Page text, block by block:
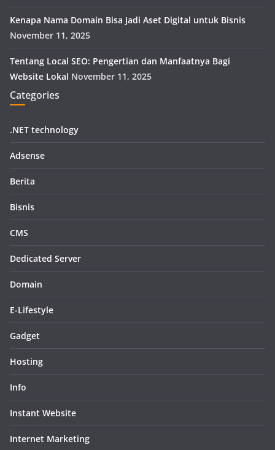
Kenapa Nama Domain Bisa Jadi Aset Digital untuk Bisnis
November 11, 2025
Tentang Local SEO: Pengertian dan Manfaatnya Bagi
Website Lokal November 11, 2025
Categories
.NET technology
Adsense
Berita
Bisnis
CMS
Dedicated Server
Domain
E-Lifestyle
Gadget
Hosting
Info
Instant Website
Internet Marketing